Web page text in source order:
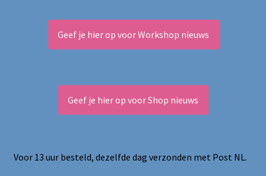
Geef je hier op voor Workshop nieuws
Geef je hier op voor Shop nieuws
Voor 13 uur besteld, dezelfde dag verzonden met Post NL.